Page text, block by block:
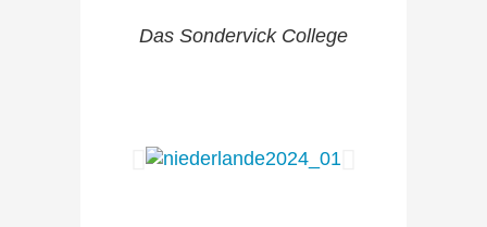
Das Sondervick College